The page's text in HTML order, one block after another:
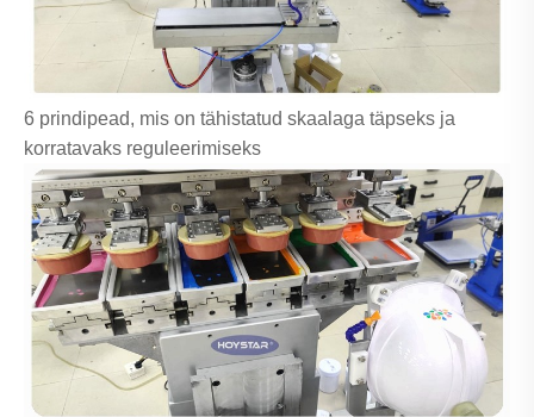
6 prindipead, mis on tähistatud skaalaga täpseks ja
korratavaks reguleerimiseks